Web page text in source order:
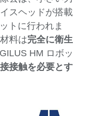
スヘッドが搭載
トに行われま
料は完全に衛生
HM ロボッ
接触を必要とす